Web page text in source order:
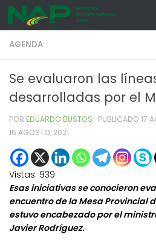
Skip to content
AGENDA
Se evaluaron las
desarrolladas por el
POR EDUARDO BUSTOS · PUBLICADO 17
16 AGOSTO, 2021
Vistas: 939
Esas iniciativas se conocieron
encuentro de la Mesa Provincial
estuvo encabezado por el
Javier Rodríguez.